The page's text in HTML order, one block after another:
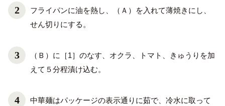
フライパンに油を熱し、（Ａ）を入れて薄焼きにし、
せん切りにする。
（Ｂ）に［1］のなす、オクラ、トマト、きゅうりを加
えて５分程漬け込む。
中華麺はパッケージの表示通りに茹で、冷水に取って